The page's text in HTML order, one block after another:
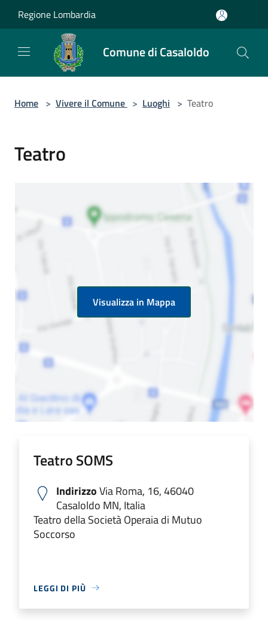
Regione Lombardia
Comune di Casaloldo
Home > Vivere il Comune > Luoghi > Teatro
Teatro
Visualizza in Mappa
Teatro SOMS
IndirizzoVia Roma, 16, 46040
Casaloldo MN, Italia
Teatro della Società Operaia di Mutuo
Soccorso
LEGGI DI PIÙ